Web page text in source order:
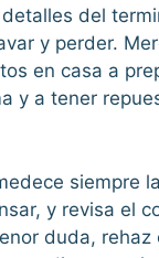
del
y perder.
en casa a
y a tener
siempre
y revisa el
duda, rehaz